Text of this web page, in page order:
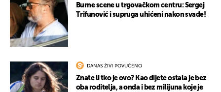
Burne scene u trgovačkom centru: Sergej
Trifunović i supruga uhićeni nakon svađe!
DANAS ŽIVI POVUČENO
Znate li tko je ovo? Kao dijete ostala je bez
oba roditelja, a onda i bez milijuna koje je